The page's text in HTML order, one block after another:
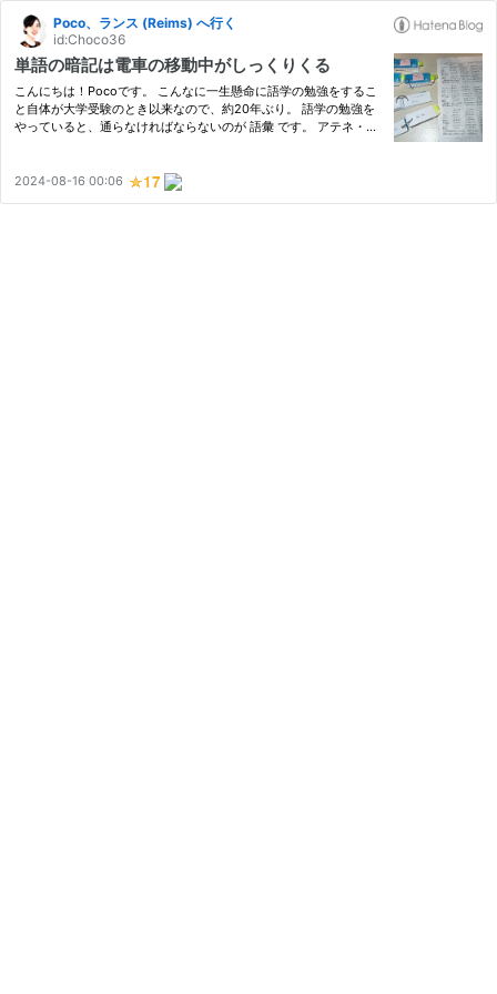
Poco、ランス (Reims) へ行く
id:Choco36
単語の暗記は電車の移動中がしっくりくる
こんにちは！Pocoです。 こんなに一生懸命に語学の勉強をするこ
と自体が大学受験のとき以来なので、約20年ぶり。 語学の勉強を
やっていると、通らなければならないのが 語彙 です。 アテネ・フ
2024-08-16 00:06